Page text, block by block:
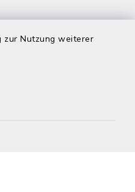
zur Nutzung weiterer